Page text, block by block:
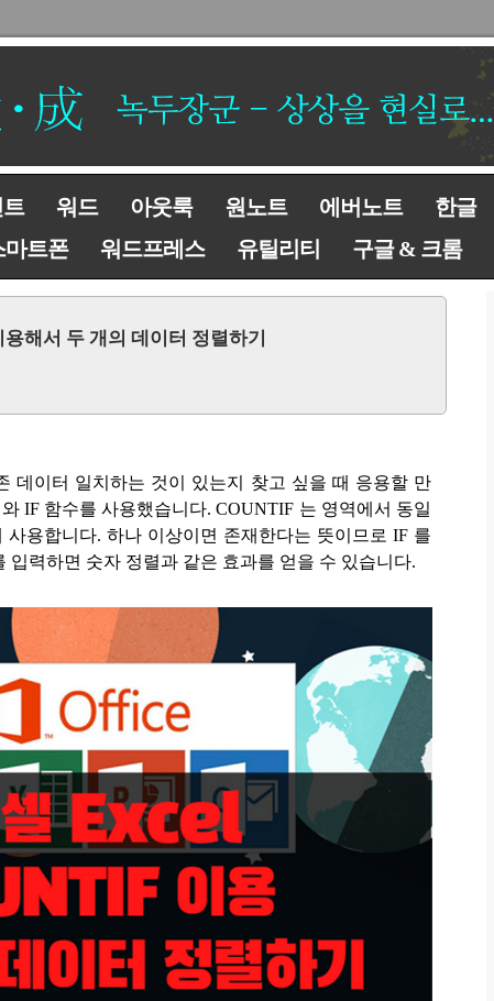
워드 아웃룩 원노트 에버노트 한글
마트폰 워드프레스 유틸리티 구글 & 크롬
해서 두 개의 데이터 정렬하기
데이터 일치하는 것이 있는지 찾고 싶을 때 응용할 만
와 IF 함수를 사용했습니다. COUNTIF 는 영역에서 동일
사용합니다.하나 이상이면 존재한다는 뜻이므로 IF 를
입력하면 숫자 정렬과 같은 효과를 얻을 수 있습니다.